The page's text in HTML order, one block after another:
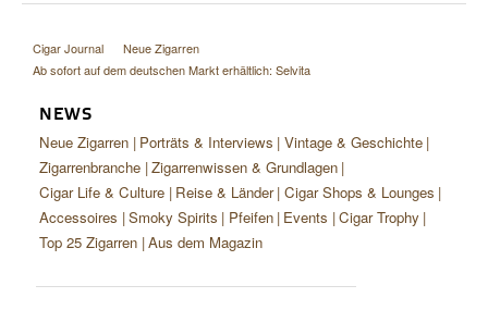
Cigar Journal
Neue Zigarren
Ab sofort auf dem deutschen Markt erhältlich: Selvita
NEWS
Neue Zigarren Porträts & Interviews Vintage & Geschichte
Zigarrenbranche Zigarrenwissen & Grundlagen
Cigar Life & Culture Reise & Länder Cigar Shops & Lounges
Accessoires Smoky Spirits Pfeifen Events Cigar Trophy
Top 25 Zigarren Aus dem Magazin